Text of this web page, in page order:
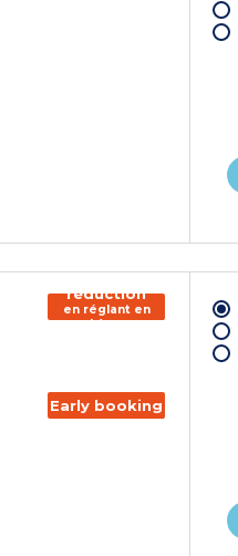
150€ de
réduction
en réglant en
chèque
Early booking